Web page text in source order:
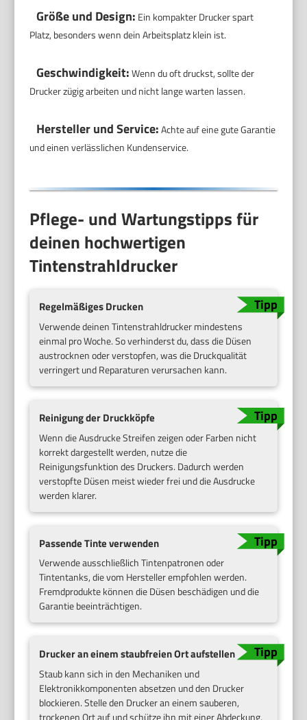
Größe und Design: Ein kompakter Drucker spart
Platz, besonders wenn dein Arbeitsplatz klein ist.
Geschwindigkeit:Wenn du oft druckst, sollte der
Drucker zügig arbeiten und nicht lange warten lassen.
Hersteller und Service:Achte auf eine gute Garantie
und einen verlässlichen Kundenservice.
Pflege- und Wartungstipps für
deinen hochwertigen
Tintenstrahldrucker
Regelmäßiges Drucken
Verwende deinen Tintenstrahldrucker mindestens
einmal pro Woche. So verhinderst du, dass die Düsen
austrocknen oder verstopfen, was die Druckqualität
verringert und Reparaturen verursachen kann.
Reinigung der Druckköpfe
Wenn die Ausdrucke Streifen zeigen oder Farben nicht
korrekt dargestellt werden, nutze die
Reinigungsfunktion des Druckers. Dadurch werden
verstopfte Düsen meist wieder frei und die Ausdrucke
werden klarer.
Passende Tinte verwenden
Verwende ausschließlich Tintenpatronen oder
Tintentanks, die vom Hersteller empfohlen werden.
Fremdprodukte können die Düsen beschädigen und die
Garantie beeinträchtigen.
Drucker an einem staubfreien Ort aufstellen
Staub kann sich in den Mechaniken und
Elektronikkomponenten absetzen und den Drucker
blockieren. Stelle den Drucker an einem sauberen,
trockenen Ort auf und schütze ihn mit einer Abdeckung,